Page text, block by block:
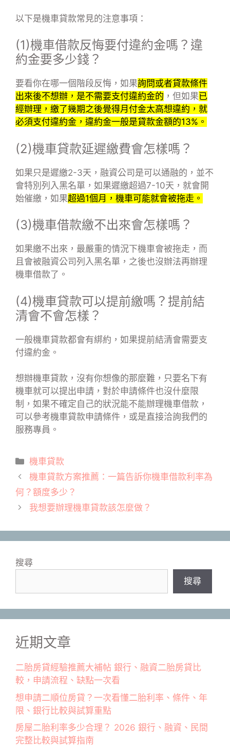
以下是機車貸款常見的注意事項：
(1)機車借款反悔要付違約金嗎？違
約金要多少錢？
要看你在哪一個階段反悔，如果詢問或者貸款條件
出來後不想辦，是不需要支付違約金的 ，但如果已
經辦理，繳了幾期之後覺得月付金太高想違約，就
必須支付違約金，違約金一般是貸款金額的13%。
(2)機車貸款延遲繳費會怎樣嗎？
如果只是遲繳2-3天，融資公司是可以通融的，並不
會特別列入黑名單，如果遲繳超過7-10天，就會開
始催繳，如果超過1個月，機車可能就會被拖走。
(3)機車借款繳不出來會怎樣嗎？
如果繳不出來，最嚴重的情況下機車會被拖走，而
且會被融資公司列入黑名單，之後也沒辦法再辦理
機車借款了。
(4)機車貸款可以提前繳嗎？提前結
清會不會怎樣？
一般機車貸款都會有綁約，如果提前結清會需要支
付違約金。
想辦機車貸款，沒有你想像的那麼難，只要名下有
機車就可以提出申請，對於申請條件也沒什麼限
制，如果不確定自己的狀況能不能辦理機車借款，
可以參考機車貸款申請條件，或是直接洽詢我們的
服務專員。
分
類
機車貸款
機車貸款方案推薦：一篇告訴你機車借款利率為
何？額度多少？
我想要辦理機車貸款該怎麼做？
搜尋
搜尋
近期文章
二胎房貸經驗推薦大補帖 銀行、融資二胎房貸比
較，申請流程、缺點一次看
想申請二順位房貸？一次看懂二胎利率、條件、年
限、銀行比較與試算重點
房屋二胎利率多少合理？ 2026 銀行、融資、民間
完整比較與試算指南